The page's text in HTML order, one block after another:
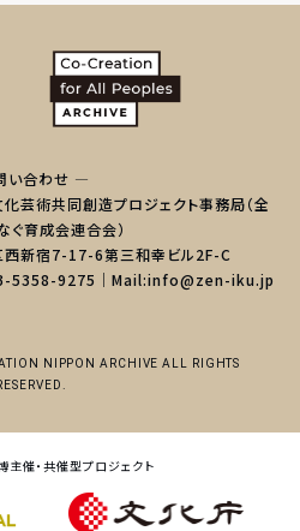
い合わせ —
芸術共同創造プロジェクト事務局（全
ぐ育成会連合会）
新宿7-17-6第三和幸ビル2F-C
5358-9275｜Mail:info@zen-iku.jp
NIPPON ARCHIVE ALL RIGHTS
催・共催型プロジェクト